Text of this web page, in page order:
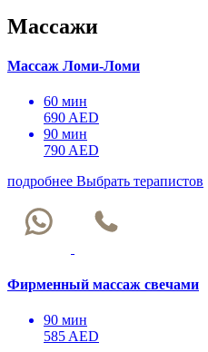
Массажи
Массаж Ломи-Ломи
60 мин
690 AED
90 мин
790 AED
подробнее Выбрать терапистов
Фирменный массаж свечами
90 мин
585 AED